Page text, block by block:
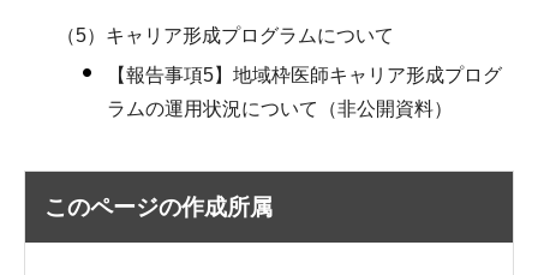
（5）キャリア形成プログラムについて
【報告事項5】地域枠医師キャリア形成プログ
ラムの運用状況について（非公開資料）
このページの作成所属